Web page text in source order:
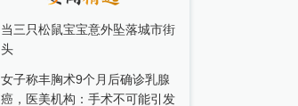
当三只松鼠宝宝意外坠落城市街
头
女子称丰胸术9个月后确诊乳腺
癌，医美机构：手术不可能引发